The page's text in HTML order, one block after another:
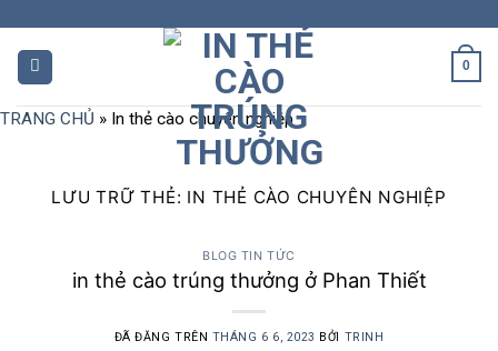
0
TRANG CHỦ » In thẻ cào chuyên nghiệp
LƯU TRỮ THẺ: IN THẺ CÀO CHUYÊN NGHIỆP
BLOG TIN TỨC
in thẻ cào trúng thưởng ở Phan Thiết
ĐÃ ĐĂNG TRÊN THÁNG 6 6, 2023 BỞI TRINH